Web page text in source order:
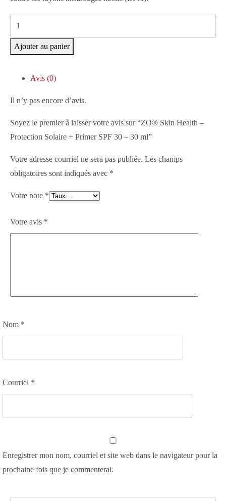
Ajouter au panier
Avis (0)
Il n’y pas encore d’avis.
Soyez le premier à laisser votre avis sur “ZO® Skin Health –
Protection Solaire + Primer SPF 30 – 30 ml”
Votre adresse courriel ne sera pas publiée. Les champs
obligatoires sont indiqués avec *
Votre note *
Votre avis *
Nom *
Courriel *
Enregistrer mon nom, courriel et site web dans le navigateur pour la
prochaine fois que je commenterai.